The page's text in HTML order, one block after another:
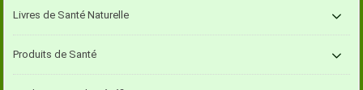
Livres de Santé Naturelle
Produits de Santé